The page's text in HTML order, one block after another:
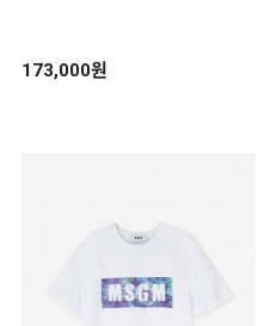
173,000원